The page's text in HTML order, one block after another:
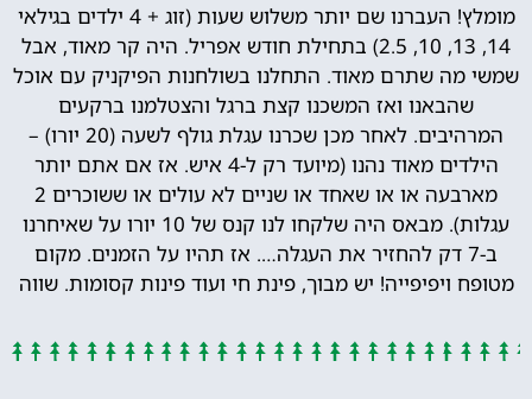
מומלץ! העברנו שם יותר משלוש שעות (זוג + 4 ילדים בגילאי
14, 13, 10, 2.5) בתחילת חודש אפריל. היה קר מאוד, אבל
שמשי מה שתרם מאוד. התחלנו בשולחנות הפיקניק עם אוכל
שהבאנו ואז המשכנו קצת ברגל והצטלמנו ברקעים
המרהיבים. לאחר מכן שכרנו עגלת גולף לשעה (20 יורו) –
הילדים מאוד נהנו (מיועד רק ל-4 איש. אז אם אתם יותר
מארבעה או או שאחד או שניים לא עולים או ששוכרים 2
עגלות). מבאס היה שלקחו לנו קנס של 10 יורו על שאיחרנו
ב-7 דק להחזיר את העגלה…. אז תהיו על הזמנים. מקום
מטופח ויפיפייה! יש מבוך, פינת חי ועוד פינות קסומות. שווה